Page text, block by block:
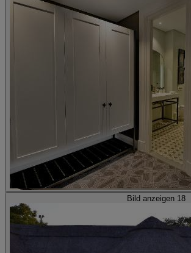
Bild anzeigen 18